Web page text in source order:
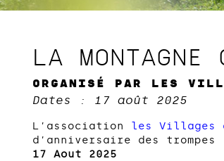
LA MONTAGNE
ORGANISÉ PAR LES
Dates : 17 août 2025
L’association les Villages
d’anniversaire des trompes
17 Aout 2025